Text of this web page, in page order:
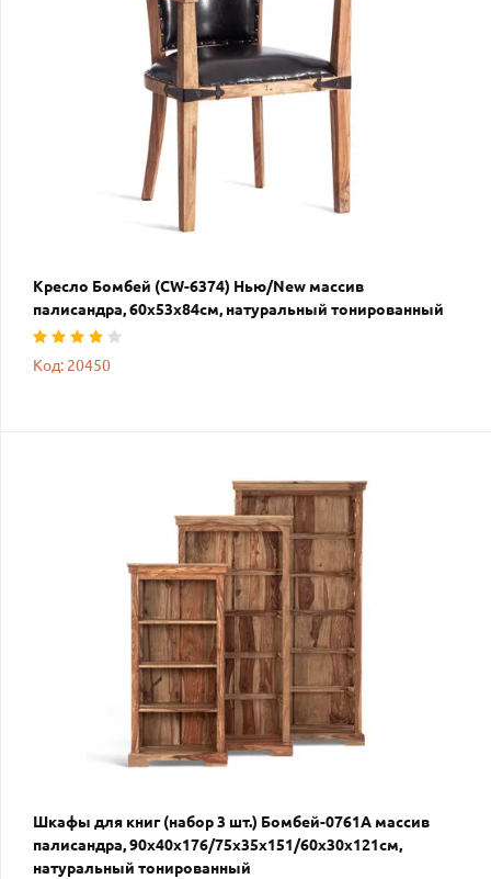
Кресло Бомбей (CW-6374) Нью/New массив
палисандра, 60х53х84см, натуральный тонированный
Код: 20450
Шкафы для книг (набор 3 шт.) Бомбей-0761A массив
палисандра, 90х40х176/75х35х151/60х30х121см,
натуральный тонированный